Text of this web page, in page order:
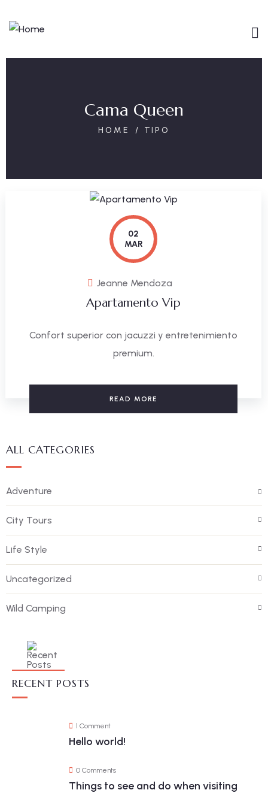
Cama Queen
HOME TIPO
02
MAR
Jeanne Mendoza
Apartamento Vip
Confort superior con jacuzzi y entretenimiento
premium.
READ MORE
ALL CATEGORIES
Adventure
City Tours
Life Style
Uncategorized
Wild Camping
RECENT POSTS
1 Comment
Hello world!
0 Comments
Things to see and do when visiting